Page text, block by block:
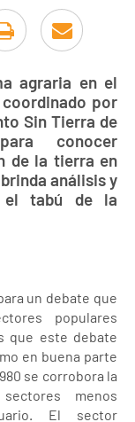
agraria en el
por
Sin Tierra de
conocer
de la tierra en
análisis y
el tabú de la
un debate que
populares
que este debate
en buena parte
se corrobora la
menos
El sector